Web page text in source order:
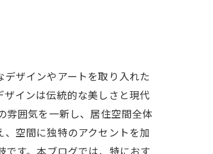
ザインやアートを取り入れた
インは伝統的な美しさと現代
雰囲気を一新し、居住空間全体
空間に独特のアクセントを加
す。本ブログでは、特におす